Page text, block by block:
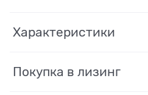
Характеристики
Покупка в лизинг